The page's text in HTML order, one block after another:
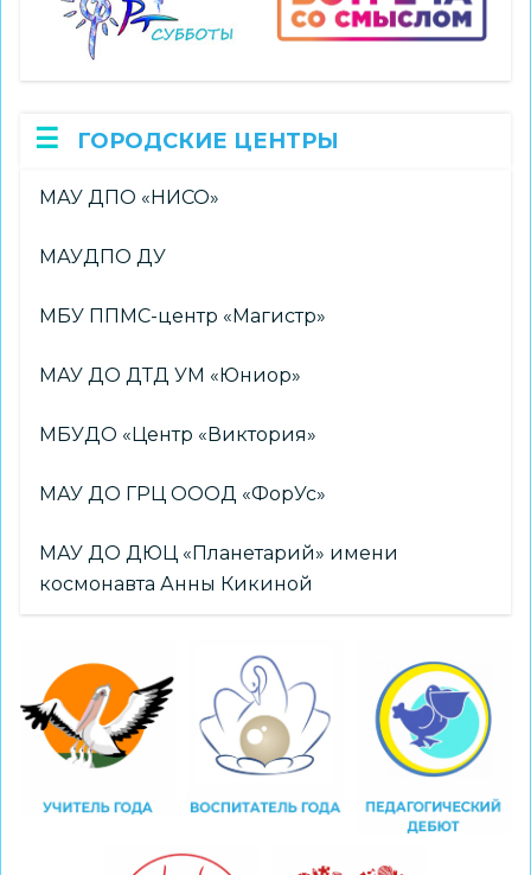
ГОРОДСКИЕ ЦЕНТРЫ
МАУ ДПО «НИСО»
МАУДПО ДУ
МБУ ППМС-центр «Магистр»
МАУ ДО ДТД УМ «Юниор»
МБУДО «Центр «Виктория»
МАУ ДО ГРЦ ОООД «ФорУс»
МАУ ДО ДЮЦ «Планетарий» имени
космонавта Анны Кикиной